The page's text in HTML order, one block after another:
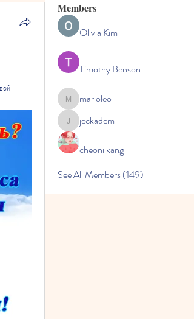
Members
Olivia Kim
Timothy Benson
marioleomarioleo
jeckadem
jeckadem
cheoni kang
See All Members (149)